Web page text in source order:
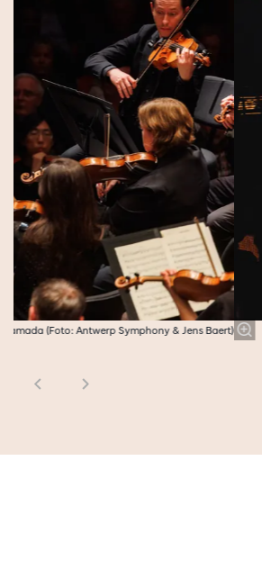
(Foto: Antwerp Symphony & Jens Baert)